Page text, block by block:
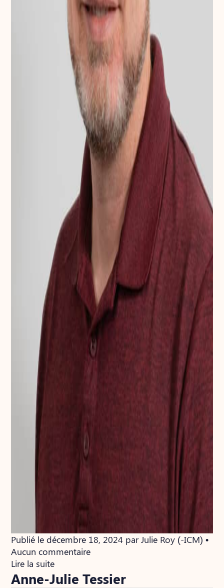
Publié le décembre 18, 2024 par Julie Roy (-ICM) •
Aucun commentaire
Lire la suite
Anne-Julie Tessier